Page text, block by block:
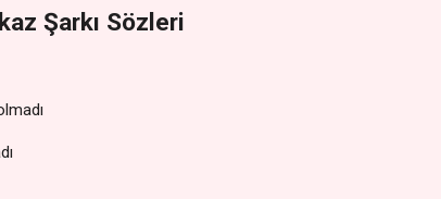
Şarkı Sözleri